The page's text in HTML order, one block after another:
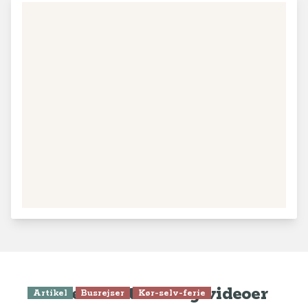
Seneste artikler og videoer
Artikel Busrejser Kør-selv-ferie